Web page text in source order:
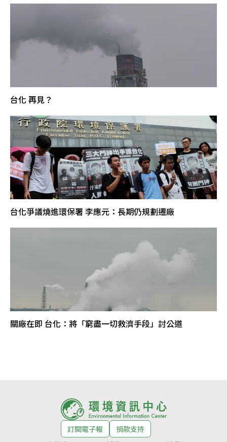
台化 再見？
台化爭議燒進環保署 李應元：長期仍規劃遷廠
關廠在即 台化：將「窮盡一切救濟手段」討公道
訂閱電子報
捐款支持